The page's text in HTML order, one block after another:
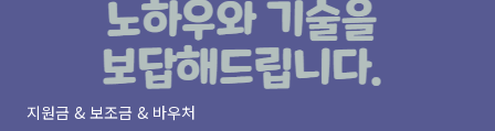
지원금 & 보조금 & 바우처